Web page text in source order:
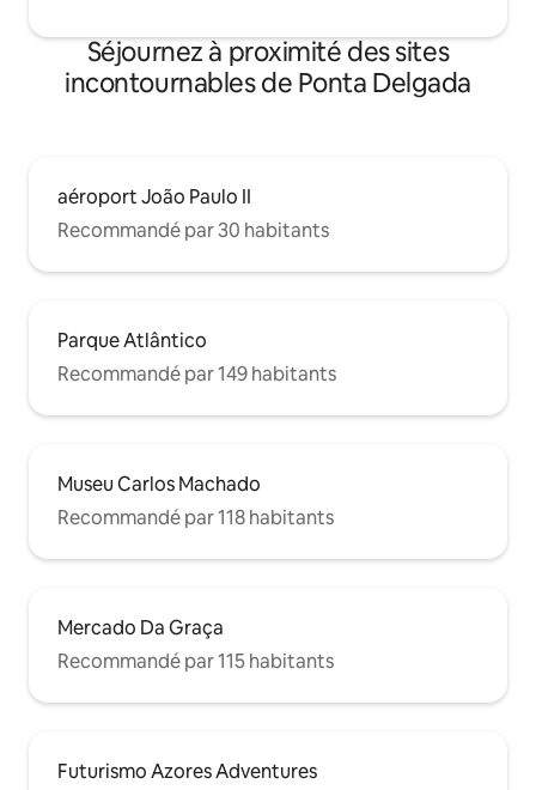
Séjournez à proximité des sites
incontournables de Ponta Delgada
aéroport João Paulo II
Recommandé par 30 habitants
Parque Atlântico
Recommandé par 149 habitants
Museu Carlos Machado
Recommandé par 118 habitants
Mercado Da Graça
Recommandé par 115 habitants
Futurismo Azores Adventures